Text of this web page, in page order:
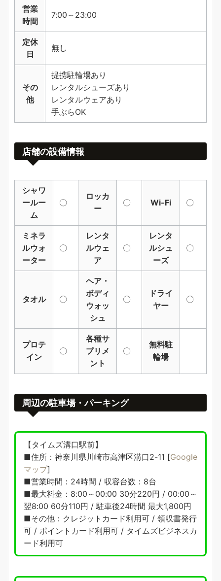
営業
時間
7:00～23:00
定休
日
無し
その
他
提携駐輪場あり
レンタルシューズあり
レンタルウェアあり
手ぶらOK
店舗の設備情報
シャワ
ールー
ム
〇
ロッカ
ー
〇 Wi-Fi 〇
ミネラ
ルウォ
ーター
〇
レンタ
ルウェ
ア
〇
レンタ
ルシュ
ーズ
〇
タオル 〇
ヘア・
ボディ
ウォッ
シュ
〇
ドライ
ヤー
〇
プロテ
イン
〇
各種サ
プリメ
ント
〇
無料駐
輪場
周辺の駐車場・パーキング
【タイムズ溝口駅前】
■住所：神奈川県川崎市高津区溝口2-11 [Google
マップ]
■営業時間：24時間 / 収容台数：8台
■最大料金：8:00～00:00 30分220円 / 00:00～
翌8:00 60分110円 / 駐車後24時間 最大1,800円
■その他：クレジットカード利用可 / 領収書発行
可 / ポイントカード利用可 / タイムズビジネスカ
ード利用可